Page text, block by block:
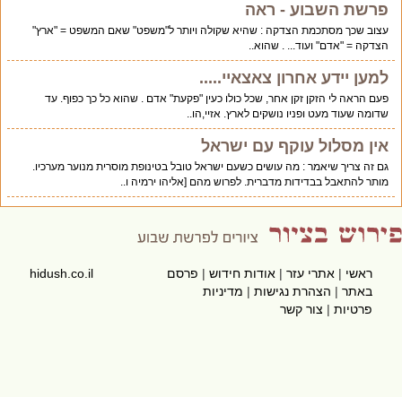
פרשת השבוע - ראה
עצוב שכך מסתכמת הצדקה : שהיא שקולה ויותר ל"משפט" שאם המשפט = "ארץ"
הצדקה = "אדם" ועוד... . שהוא..
למען יידע אחרון צאצאיי.....
פעם הראה לי הזקן זקן אחר, שכל כולו כעין "פקעת" אדם . שהוא כל כך כפוף. עד
שדומה שעוד מעט ופניו נושקים לארץ. אזיי,הו..
אין מסלול עוקף עם ישראל
גם זה צריך שיאמר : מה עושים כשעם ישראל טובל בטינופת מוסרית מנוער מערכיו.
מותר להתאבל בבדידות מדברית. לפרוש מהם [אליהו ירמיה ו..
ראשי|אתרי עזר|אודות חידוש|פרסם
באתר|הצהרת נגישות|מדיניות
פרטיות|צור קשר
hidush.co.il